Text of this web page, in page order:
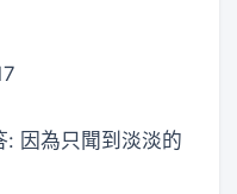
: 因為只聞到淡淡的